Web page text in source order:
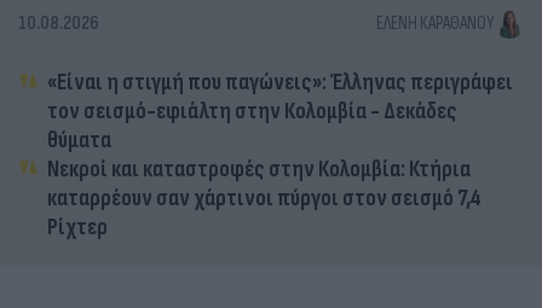
10.08.2026 ΕΛΈΝΗ ΚΑΡΑΘΆΝΟΥ
«Είναι η στιγμή που παγώνεις»: Έλληνας περιγράφει
τον σεισμό-εφιάλτη στην Κολομβία - Δεκάδες
θύματα
Νεκροί και καταστροφές στην Κολομβία: Κτήρια
καταρρέουν σαν χάρτινοι πύργοι στον σεισμό 7,4
Ρίχτερ